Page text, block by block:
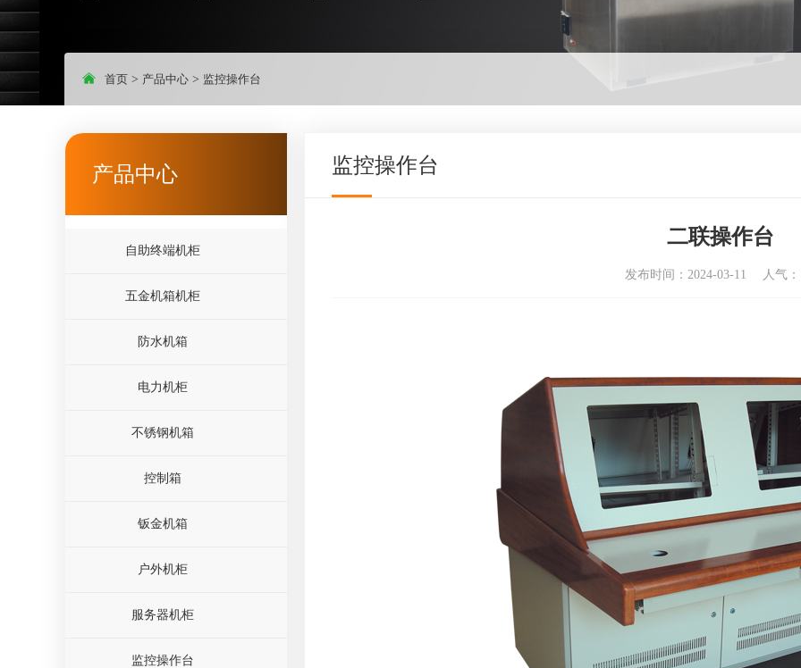
首页 > 产品中心 > 监控操作台
产品中心
自助终端机柜
五金机箱机柜
防水机箱
电力机柜
不锈钢机箱
控制箱
钣金机箱
户外机柜
服务器机柜
监控操作台
监控操作台
二联操作台
发布时间：2024-03-11 人气